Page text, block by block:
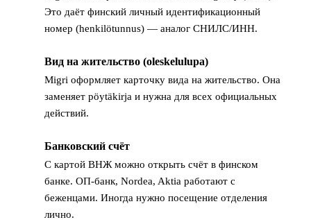
Это даёт финский личный идентификационный
номер (henkilötunnus) — аналог СНИЛС/ИНН.
Вид на жительство (oleskelulupa)
Migri оформляет карточку вида на жительство. Она
заменяет pöytäkirja и нужна для всех официальных
действий.
Банковский счёт
С картой ВНЖ можно открыть счёт в финском
банке. ОП-банк, Nordea, Aktia работают с
беженцами. Иногда нужно посещение отделения
лично.